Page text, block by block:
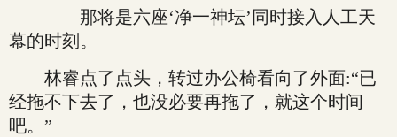
——那将是六座‘净一神坛’同时接入人工天
幕的时刻。
林睿点了点头，转过办公椅看向了外面:“已
经拖不下去了，也没必要再拖了，就这个时间
吧。”